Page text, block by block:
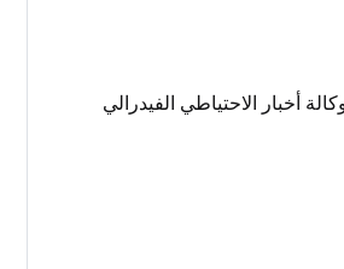
أخبار الاحتياطي الفيدرالي